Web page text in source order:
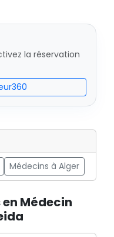
la réservation
Médecins à Alger
Médecin